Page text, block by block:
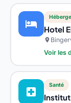
hotel Hotel
location_on
Voir les
local_hospital
Santé
Institut